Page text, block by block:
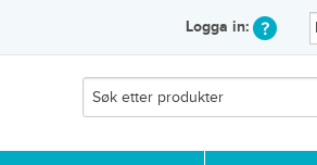
Logga in: